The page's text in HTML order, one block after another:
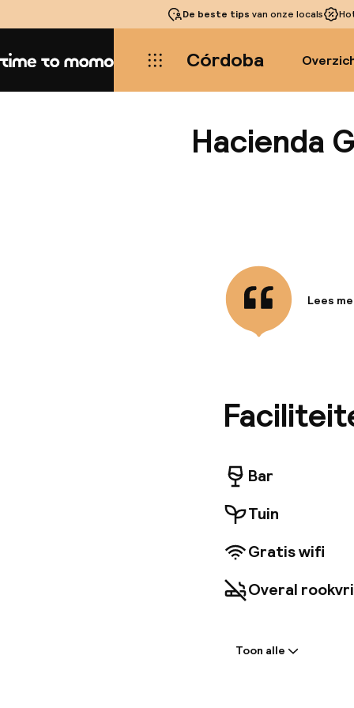
De beste tips van onze locals
Home Córdoba
Hacienda
Er is
gelden.
Lees
Bar
Tuin
Gratis wifi
Overal
Toon alle